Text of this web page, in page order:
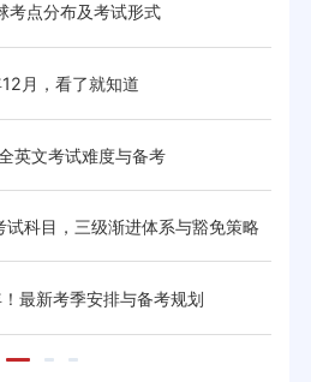
考点分布及考试形式
月，看了就知道
英文考试难度与备考
科目，三级渐进体系与豁免策略
最新考季安排与备考规划